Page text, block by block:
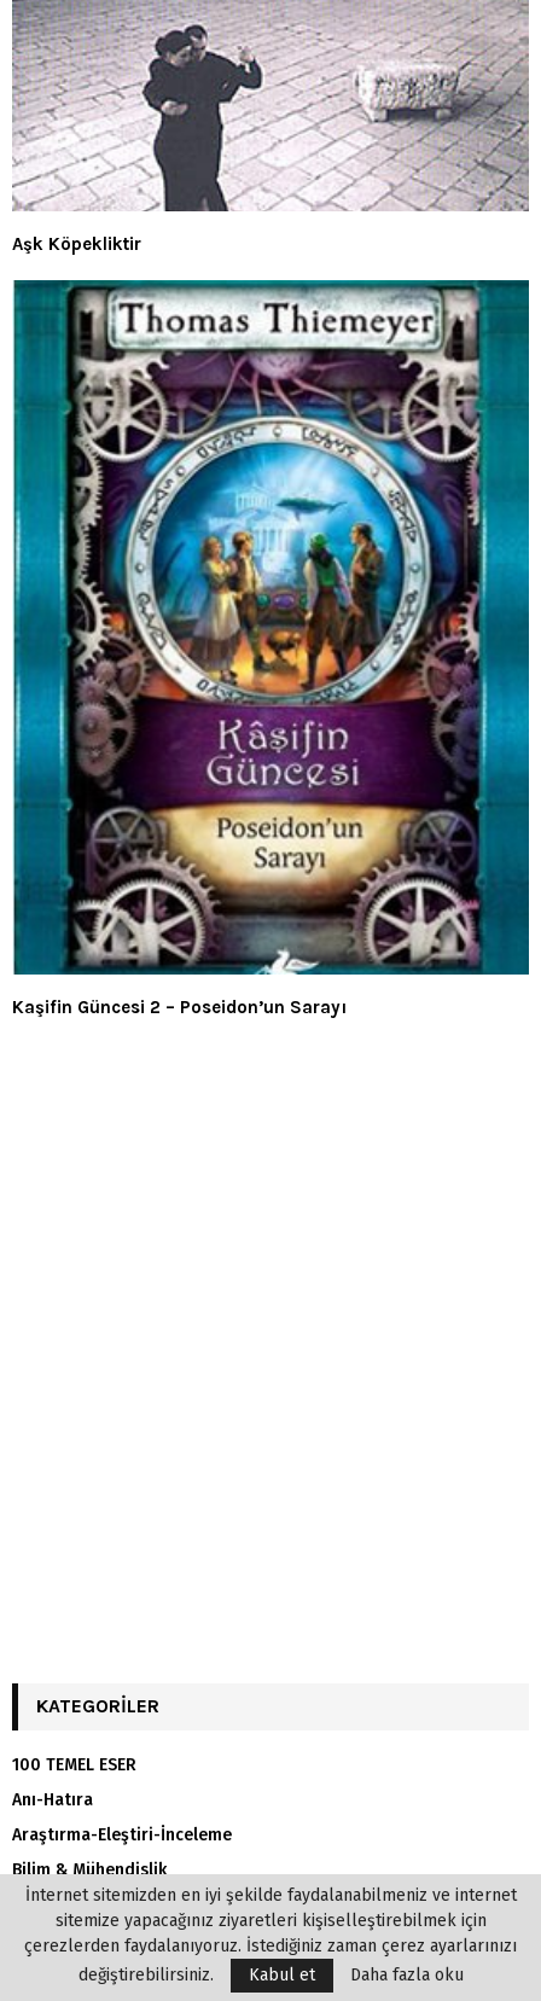
Aşk Köpekliktir
Kaşifin Güncesi 2 – Poseidon’un Sarayı
KATEGORILER
100 TEMEL ESER
Anı-Hatıra
Araştırma-Eleştiri-İnceleme
Bilim & Mühendislik
Biografi
Çocuk
İnternet sitemizden en iyi şekilde faydalanabilmeniz ve internet
sitemize yapacağınız ziyaretleri kişiselleştirebilmek için
çerezlerden faydalanıyoruz. İstediğiniz zaman çerez ayarlarınızı
değiştirebilirsiniz.
Kabul et Daha fazla oku